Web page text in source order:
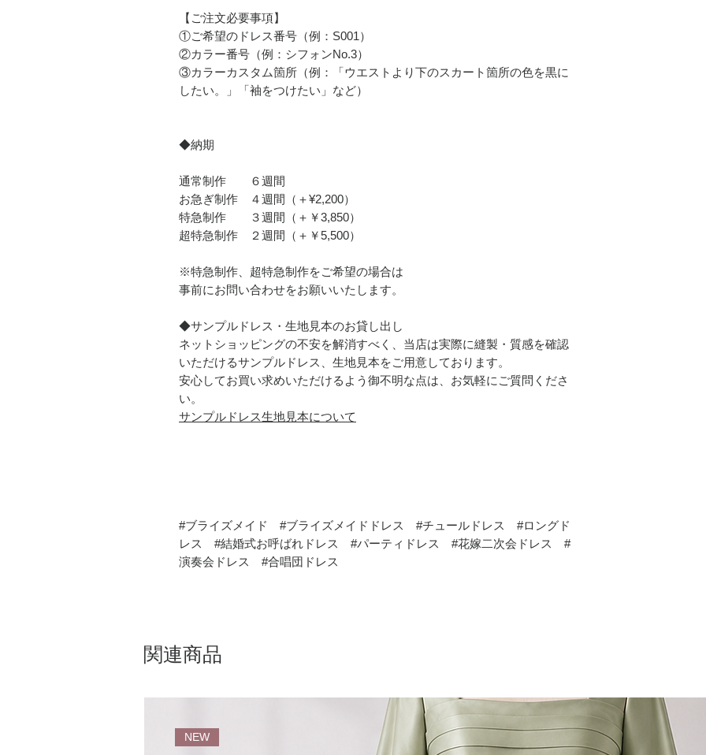
【ご注文必要事項】
①ご希望のドレス番号（例：S001）
②カラー番号（例：シフォンNo.3）
③カラーカスタム箇所（例：「ウエストより下のスカート箇所の色を黒に
したい。」「袖をつけたい」など）
◆納期
通常制作 ６週間
お急ぎ制作 ４週間（＋¥2,200）
​特急制作 ３週間（＋￥3,850）
超特急制作 ２週間（＋￥5,500）
※特急制作、超特急制作をご希望の場合は
事前にお問い合わせをお願いいたします。
◆サンプルドレス・生地見本のお貸し出し
ネットショッピングの不安を解消すべく、当店は実際に縫製・質感を確認
いただけるサンプルドレス、生地見本をご用意しております。
安心してお買い求めいただけるよう御不明な点は、お気軽にご質問くださ
い。
サンプルドレス生地見本について
#ブライズメイド #ブライズメイドドレス #チュールドレス #ロングド
レス #結婚式お呼ばれドレス #パーティドレス #花嫁二次会ドレス #
演奏会ドレス #合唱団ドレス
関連商品
NEW